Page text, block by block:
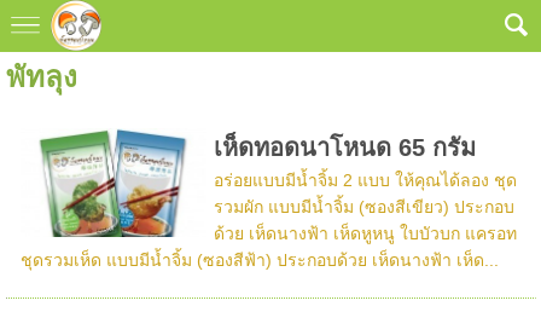
พัทลุง
เห็ดทอดนาโหนด 65 กรัม
อร่อยแบบมีน้ำจิ้ม 2 แบบ ให้คุณได้ลอง ชุด
รวมผัก แบบมีน้ำจิ้ม (ซองสีเขียว) ประกอบ
ด้วย เห็ดนางฟ้า เห็ดหูหนู ใบบัวบก แครอท
ชุดรวมเห็ด แบบมีน้ำจิ้ม (ซองสีฟ้า) ประกอบด้วย เห็ดนางฟ้า เห็ด...